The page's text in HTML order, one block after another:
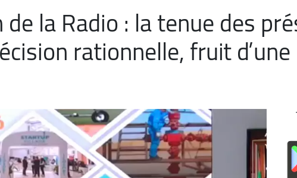
la Radio : la tenue des
rationnelle, fruit